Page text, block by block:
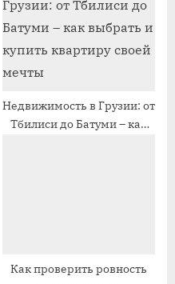
Недвижимость в Грузии: от
Тбилиси до Батуми – как
Как проверить ровность